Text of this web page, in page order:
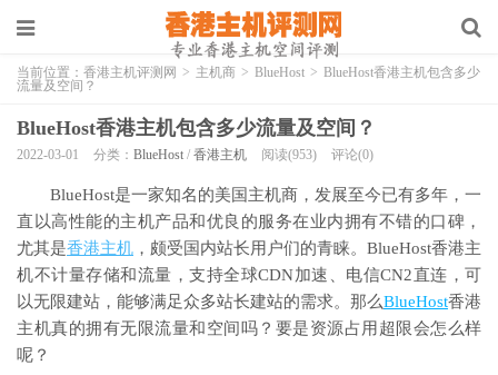
当前位置： 香港主机评测网 > 主机商 > BlueHost > BlueHost香港主机包含多少
流量及空间？
BlueHost香港主机包含多少流量及空间？
2022-03-01 分类： BlueHost / 香港主机 阅读(953) 评论(0)
BlueHost是一家知名的美国主机商，发展至今已有多年，一
直以高性能的主机产品和优良的服务在业内拥有不错的口碑，
尤其是香港主机 ，颇受国内站长用户们的青睐。BlueHost香港主
机不计量存储和流量，支持全球CDN加速、电信CN2直连，可
以无限建站，能够满足众多站长建站的需求。那么BlueHost香港
主机真的拥有无限流量和空间吗？要是资源占用超限会怎么样
呢？